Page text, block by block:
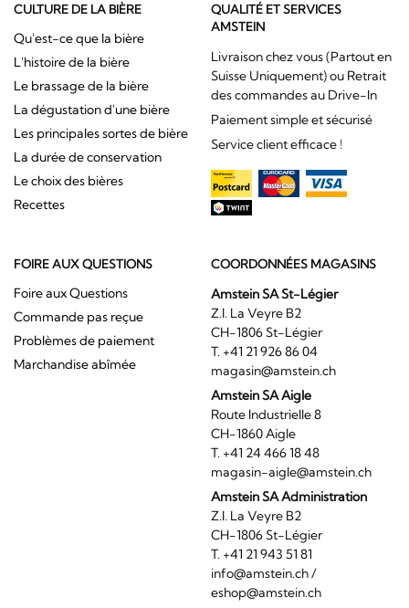
CULTURE DE LA BIÈRE
Qu'est-ce que la bière
L'histoire de la bière
Le brassage de la bière
La dégustation d'une bière
Les principales sortes de bière
La durée de conservation
Le choix des bières
Recettes
QUALITÉ ET SERVICES
AMSTEIN
Livraison chez vous (Partout en
Suisse Uniquement) ou Retrait
des commandes au Drive-In
Paiement simple et sécurisé
Service client efficace !
FOIRE AUX QUESTIONS
Foire aux Questions
Commande pas reçue
Problèmes de paiement
Marchandise abîmée
COORDONNÉES MAGASINS
Amstein SA St-Légier
Z.I. La Veyre B2
CH-1806 St-Légier
T. +41 21 926 86 04
magasin@amstein.ch
Amstein SA Aigle
Route Industrielle 8
CH-1860 Aigle
T. +41 24 466 18 48
magasin-aigle@amstein.ch
Amstein SA Administration
Z.I. La Veyre B2
CH-1806 St-Légier
T. +41 21 943 51 81
info@amstein.ch/
eshop@amstein.ch